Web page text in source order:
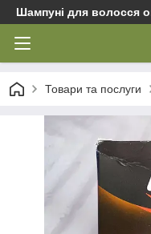
Шампуні для волосся
Товари та послуги